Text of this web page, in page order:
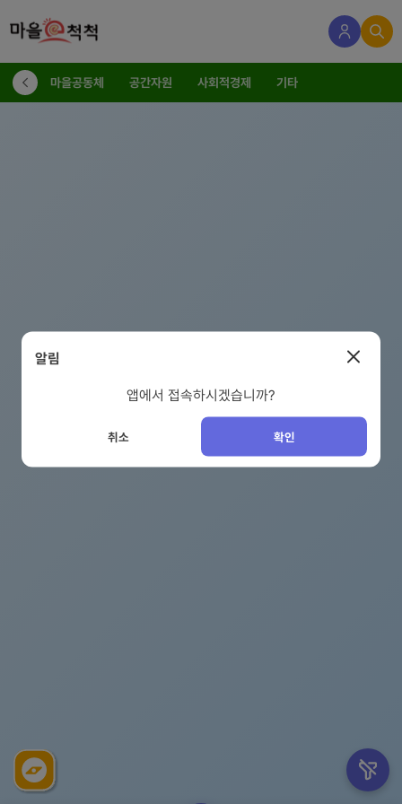
알림
앱에서 접속하시겠습니까?
취소 확인
마을공동체 공간자원 사회적경제 기타